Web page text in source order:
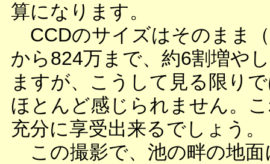
算になります。
CCDのサイズはそのまま
から824万まで、約6割増や
ますが、こうして見る限り
ほとんど感じられません。
充分に享受出来るでしょう。
この撮影で、池の畔の地